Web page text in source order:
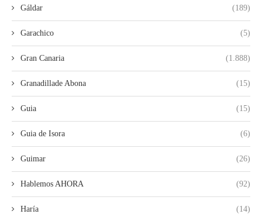
Gáldar (189)
Garachico (5)
Gran Canaria (1.888)
Granadillade Abona (15)
Guia (15)
Guia de Isora (6)
Guimar (26)
Hablemos AHORA (92)
Haría (14)